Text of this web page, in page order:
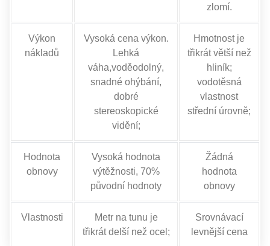
zlomí.
Výkon
nákladů
Vysoká cena výkon.
Lehká
váha,voděodolný,
snadné ohýbání,
dobré
stereoskopické
vidění;
Hmotnost je
třikrát větší než
hliník;
vodotěsná
vlastnost
střední úrovně;
Hodnota
obnovy
Vysoká hodnota
výtěžnosti, 70%
původní hodnoty
Žádná
hodnota
obnovy
Vlastnosti
Metr na tunu je
třikrát delší než ocel;
Srovnávací
levnější cena